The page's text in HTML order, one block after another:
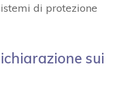
di protezione
sui